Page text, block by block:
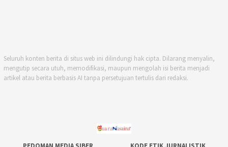
Seluruh konten berita di situs web ini dilindungi hak cipta. Dilarang menyalin,
mengutip secara utuh, memodifikasi, maupun mengolah isi berita menjadi
artikel atau berita berbasis AI tanpa persetujuan tertulis dari redaksi.